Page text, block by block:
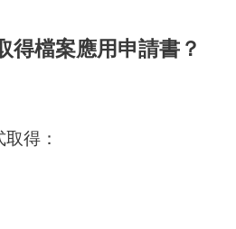
得檔案應用申請書？
得：